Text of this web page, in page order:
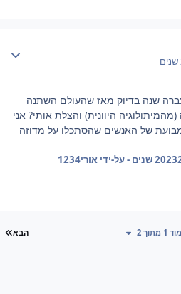
שנה בדיוק מאז שהעולם השתנה
היוונית) והצלת אותי? אני
של האנשים שהסתכלו על מדוזה
- על-ידי אורי1234
הבא מתוך 2